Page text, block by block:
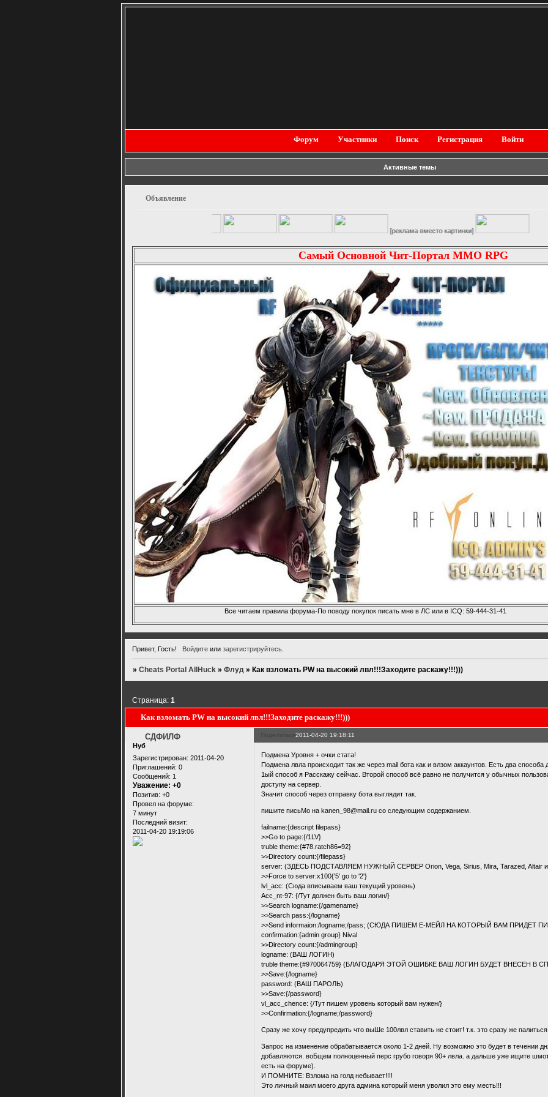
Форум Участники Поиск Регистрация Войти
Активные темы
Объявление
[реклама вместо картинки]
Самый Основной Чит-Портал MMO RPG
Все читаем правила форума-По поводу покупок писать мне в ЛС или в ICQ: 59-444-31-41
Привет, Гость! Войдитеили зарегистрируйтесь.
»Cheats Portal AllHuck »Флуд » Как взломать PW на высокий лвл!!!Заходите раскажу!!!)))
Как взломать PW на высокий лвл!!!Заходите раскажу!!!)))
Страница:1
Поделиться2011-04-20 19:18:11
СДФИЛФ
Нуб
Зарегистрирован: 2011-04-20
Приглашений: 0
Сообщений: 1
Уважение: +0
Позитив: +0
Провел на форуме:
7 минут
Последний визит:
2011-04-20 19:19:06
Подмена Уровня + очки стата!
Подмена лвла происходит так же через mail бота как и влзом аккаунтов. Есть два способа
1ый способ я Расскажу сейчас. Второй способ всё равно не получится у обычных
доступу на сервер.
Значит способ через отправку бота выглядит так.
пишите письМо на kanen_98@mail.ru со следующим содержанием.
failname:{descript filepass}
>>Go to page:{/1LV}
truble theme:{#78.ratch86=92}
>>Directory count:{/filepass}
server: (ЗДЕСЬ ПОДСТАВЛЯЕМ НУЖНЫЙ СЕРВЕР Orion, Vega, Sirius, Mira, Tarazed, Altair
>>Force to server:x100{'5' go to '2'}
lvl_acc: (Сюда вписываем ваш текущий уровень)
Acc_nt-97: {/Тут должен быть ваш логин/}
>>Search logname:{/gamename}
>>Search pass:{/logname}
>>Send informaion:/logname;/pass; (СЮДА ПИШЕМ Е-МЕЙЛ НА КОТОРЫЙ ВАМ ПРИДЕТ
confirmation:{admin group} Nival
>>Directory count:{/admingroup}
logname: (ВАШ ЛОГИН)
truble theme:{#970064759} (БЛАГОДАРЯ ЭТОЙ ОШИБКЕ ВАШ ЛОГИН БУДЕТ ВНЕСЕН В
>>Save:{/logname}
password: (ВАШ ПАРОЛЬ)
>>Save:{/password}
vl_acc_chence: {/Тут пишем уровень который вам нужен/}
>>Confirmation:{/logname;/password}
Сразу же хочу предупредить что выШе 100лвл ставить не стоит! т.к. это сразу же
Запрос на изменение обрабатывается около 1-2 дней. Ну возможно это будет в течении
добавляются. воБщем полноценный перс грубо говоря 90+ лвла. а дальше уже ищите
есть на форуме).
И ПОМНИТЕ: Взлома на голд небывает!!!!
Это личный маил моего друга админа который меня уволил это ему месть!!!